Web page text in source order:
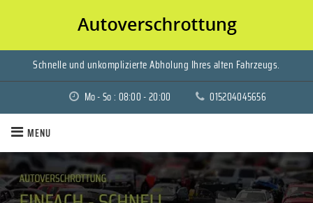
Schnelle und unkomplizierte Abholung Ihres alten Fahrzeugs.
Mo - So : 08:00 - 20:00 015204045656
MENU